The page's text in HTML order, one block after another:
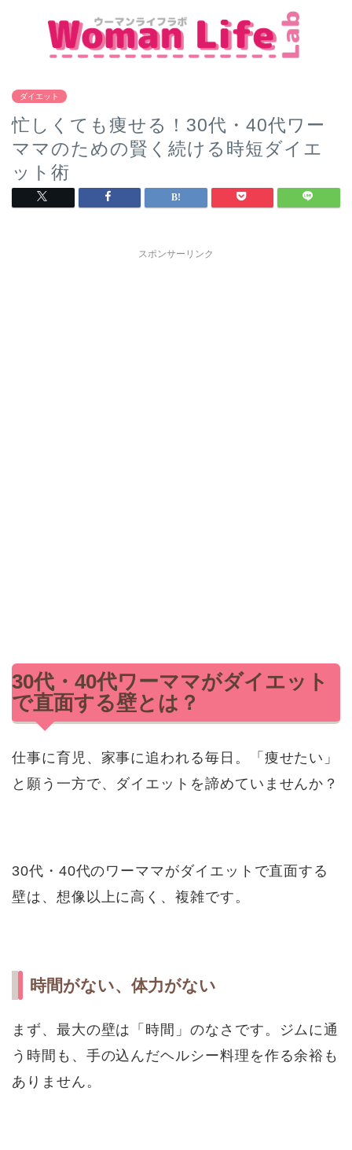
ダイエット
忙しくても痩せる！30代・40代ワー
ママのための賢く続ける時短ダイエ
ット術
スポンサーリンク
30代・40代ワーママがダイエット
で直面する壁とは？
仕事に育児、家事に追われる毎日。「痩せたい」
と願う一方で、ダイエットを諦めていませんか？
30代・40代のワーママがダイエットで直面する
壁は、想像以上に高く、複雑です。
時間がない、体力がない
まず、最大の壁は「時間」のなさです。ジムに通
う時間も、手の込んだヘルシー料理を作る余裕も
ありません。